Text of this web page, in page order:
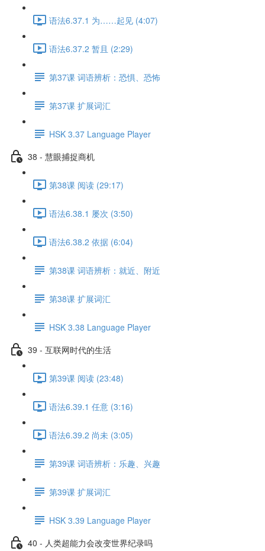
语法6.37.1 为……起见 (4:07)
语法6.37.2 暂且 (2:29)
第37课 词语辨析：恐惧、恐怖
第37课 扩展词汇
HSK 3.37 Language Player
38 - 慧眼捕捉商机
第38课 阅读 (29:17)
语法6.38.1 屡次 (3:50)
语法6.38.2 依据 (6:04)
第38课 词语辨析：就近、附近
第38课 扩展词汇
HSK 3.38 Language Player
39 - 互联网时代的生活
第39课 阅读 (23:48)
语法6.39.1 任意 (3:16)
语法6.39.2 尚未 (3:05)
第39课 词语辨析：乐趣、兴趣
第39课 扩展词汇
HSK 3.39 Language Player
40 - 人类超能力会改变世界纪录吗